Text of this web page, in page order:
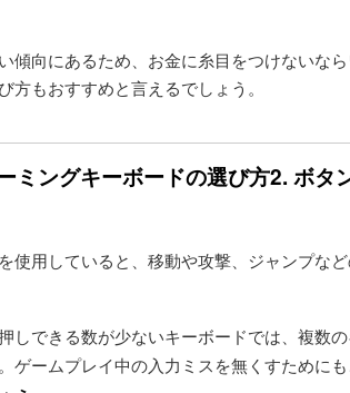
傾向にあるため、お金に糸目をつけないな
方もおすすめと言えるでしょう。
ミングキーボードの選び方2. ボタ
使用していると、移動や攻撃、ジャンプな
しできる数が少ないキーボードでは、複数
ゲームプレイ中の入力ミスを無くすためにも